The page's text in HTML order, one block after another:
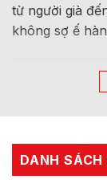
từ người già
không sợ ế
DANH